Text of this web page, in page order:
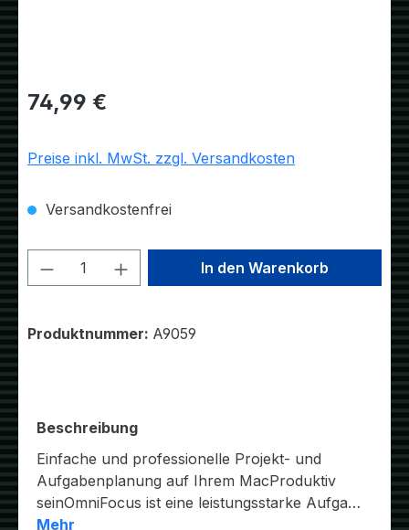
Regulärer Preis:
74,99 €
Preise inkl. MwSt. zzgl. Versandkosten
Versandkostenfrei
Produkt Anzahl: Gib den
In den Warenkorb
Produktnummer: A9059
Beschreibung
Einfache und professionelle Projekt- und
Aufgabenplanung auf Ihrem MacProduktiv
seinOmniFocus ist eine leistungsstarke Aufga…
Mehr